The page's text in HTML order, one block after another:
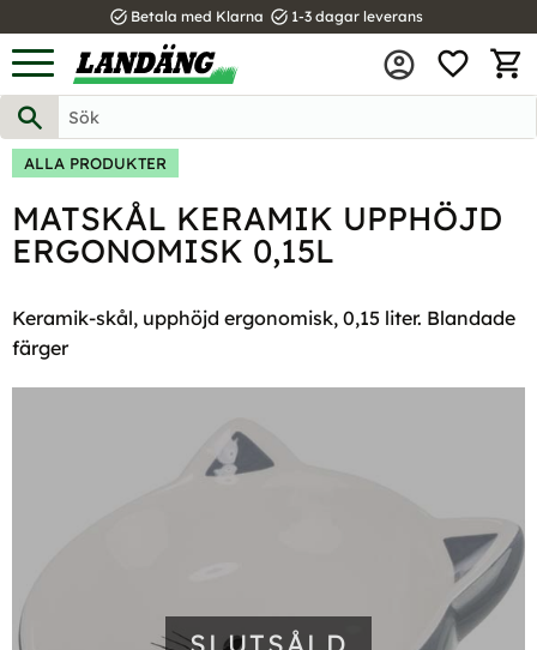
Meny
task_alt Betala med Klarna task_alt 1-3 dagar leverans
ALLA PRODUKTER
MATSKÅL KERAMIK UPPHÖJD
ERGONOMISK 0,15L
Keramik-skål, upphöjd ergonomisk, 0,15 liter. Blandade
färger